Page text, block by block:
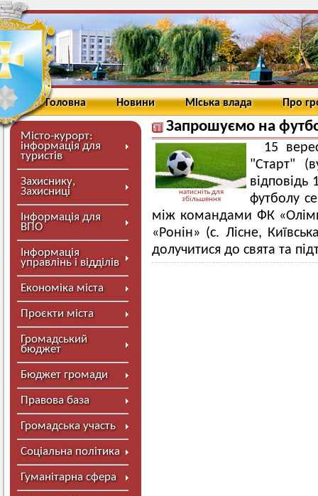
Головна Новини Міська влада Про
Місто-курорт:
інформація для
туристів
Захиснику,
Захисниці
Інформація для
ВПО
Інформація
управлінь і відділів
Економіка міста
Проєкти міста
Громадський
бюджет
Бюджет громади
Правова база
Громадська участь
Соціальна політика
Гуманітарна сфера
Запрошуємо на
натисніть для
збільшення
15
"Старт"
відповідь
футболу
між командами ФК
«Ронін» (с. Лісне,
долучитися до свята та